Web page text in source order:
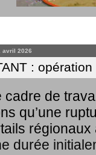
avril 2026
:
cadre de
qu’une
régionaux
durée